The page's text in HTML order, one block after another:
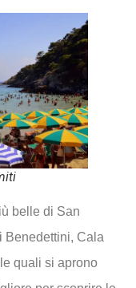
belle di San
Benedettini, Cala
quali si aprono